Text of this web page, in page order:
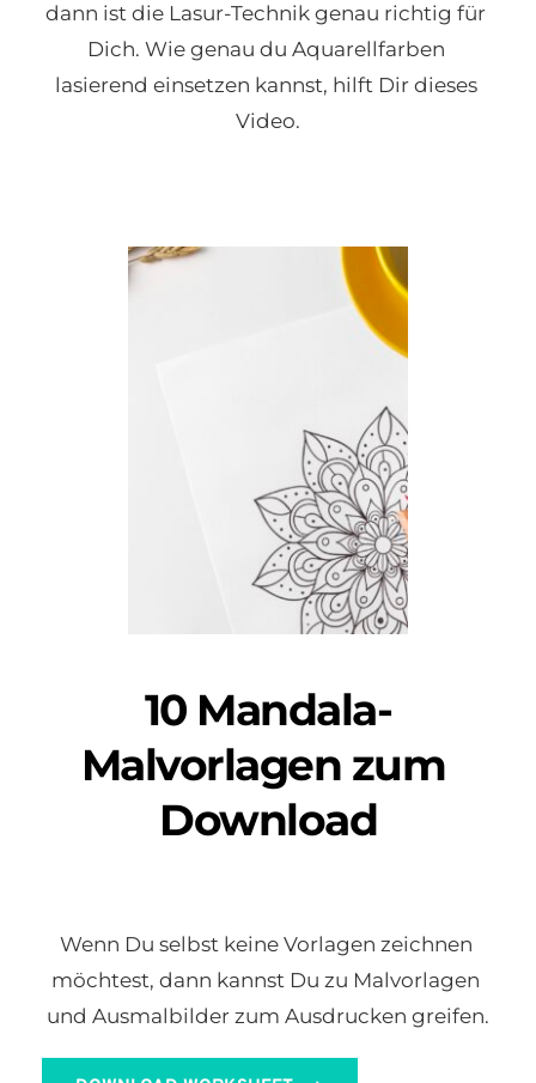
dann ist die Lasur-Technik genau richtig für
Dich. Wie genau du Aquarellfarben
lasierend einsetzen kannst, hilft Dir dieses
Video.
10 Mandala-
Malvorlagen zum
Download
Wenn Du selbst keine Vorlagen zeichnen
möchtest, dann kannst Du zu Malvorlagen
und Ausmalbilder zum Ausdrucken greifen.